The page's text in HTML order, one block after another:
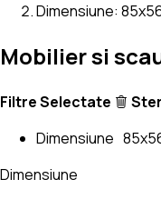
Dimensiune:
Mobilier si
Filtre Selectate
Dimensiune
Dimensiune